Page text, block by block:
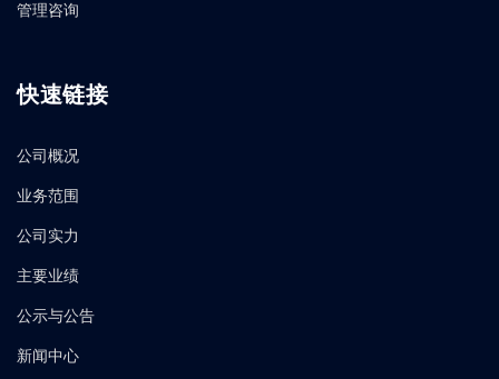
管理咨询
快速链接
公司概况
业务范围
公司实力
主要业绩
公示与公告
新闻中心